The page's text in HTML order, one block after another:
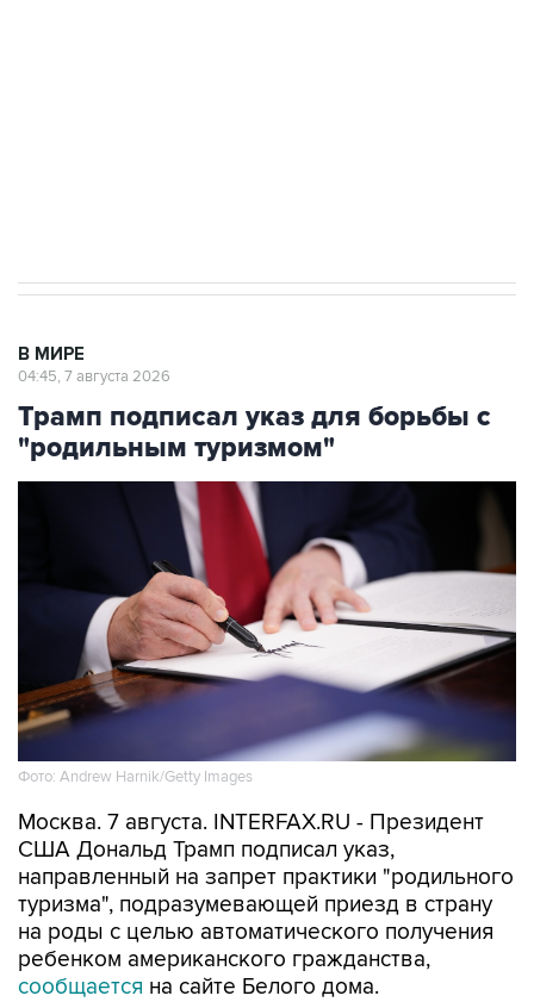
В МИРЕ
04:45, 7 августа 2026
Трамп подписал указ для борьбы с
"родильным туризмом"
Фото: Andrew Harnik/Getty Images
Москва. 7 августа. INTERFAX.RU - Президент
США Дональд Трамп подписал указ,
направленный на запрет практики "родильного
туризма", подразумевающей приезд в страну
на роды с целью автоматического получения
ребенком американского гражданства,
сообщается на сайте Белого дома.